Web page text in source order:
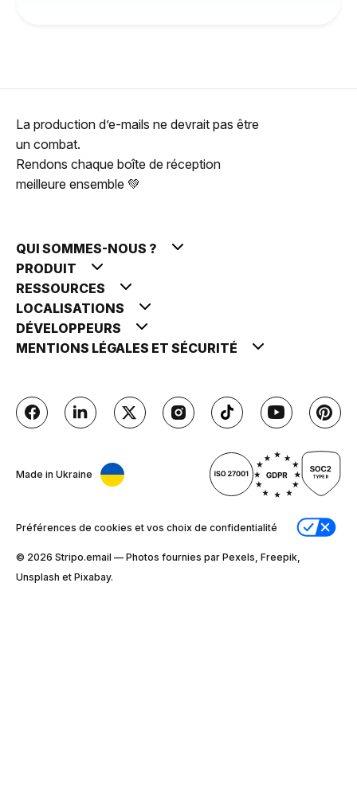
La production d’e-mails ne devrait pas être
un combat.
Rendons chaque boîte de réception
meilleure ensemble 💚
QUI SOMMES-NOUS ?
PRODUIT
RESSOURCES
LOCALISATIONS
DÉVELOPPEURS
MENTIONS LÉGALES ET SÉCURITÉ
Made in Ukraine
Préférences de cookies et vos choix de confidentialité
© 2026 Stripо.email — Photos fournies par Pexels, Freepik,
Unsplash et Pixabay.